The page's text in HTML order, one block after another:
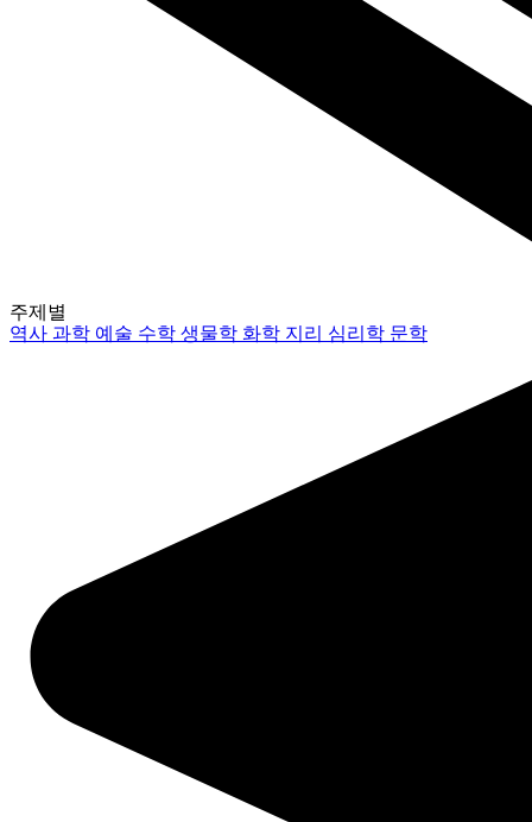
주제별
역사과학 예술 수학생물학 화학 지리 심리학 문학